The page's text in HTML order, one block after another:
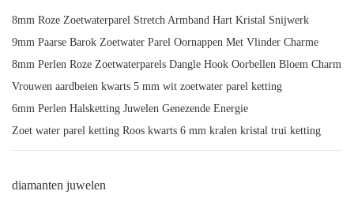
8mm Roze Zoetwaterparel Stretch Armband Hart Kristal Snijwerk
9mm Paarse Barok Zoetwater Parel Oornappen Met Vlinder Charme
8mm Perlen Roze Zoetwaterparels Dangle Hook Oorbellen Bloem Charm
Vrouwen aardbeien kwarts 5 mm wit zoetwater parel ketting
6mm Perlen Halsketting Juwelen Genezende Energie
Zoet water parel ketting Roos kwarts 6 mm kralen kristal trui ketting
diamanten juwelen